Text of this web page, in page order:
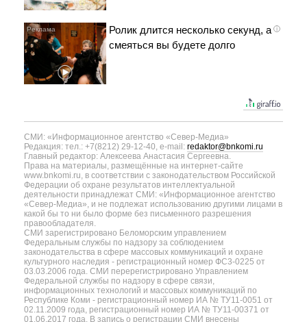
i
Ролик длится несколько секунд, а
смеяться вы будете долго
СМИ: «Информационное агентство «Север-Медиа»
Редакция: тел.: +7(8212) 29-12-40, e-mail: redaktor@bnkomi.ru
Главный редактор: Алексеева Анастасия Сергеевна.
Права на материалы, размещённые на интернет-сайте
www.bnkomi.ru, в соответствии с законодательством Российской
Федерации об охране результатов интеллектуальной
деятельности принадлежат СМИ: «Информационное агентство
«Север-Медиа», и не подлежат использованию другими лицами в
какой бы то ни было форме без письменного разрешения
правообладателя.
СМИ зарегистрировано Беломорским управлением
Федеральным службы по надзору за соблюдением
законодательства в сфере массовых коммуникаций и охране
культурного наследия - регистрационный номер ФС3-0225 от
03.03.2006 года. СМИ перерегистрировано Управлением
Федеральной службы по надзору в сфере связи,
информационных технологий и массовых коммуникаций по
Республике Коми - регистрационный номер ИА № ТУ11-0051 от
02.11.2009 года, регистрационный номер ИА № ТУ11-00371 от
01.06.2017 года. В запись о регистрации СМИ внесены